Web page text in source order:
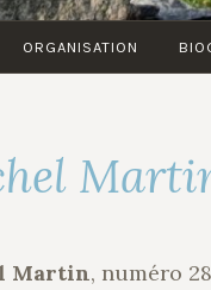
ORGANISATION
Martin, numéro